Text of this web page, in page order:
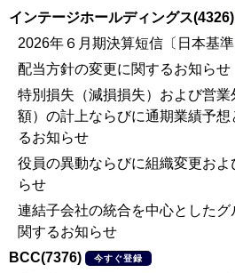
インテージホールディングス(4326)
2026年６月期決算短信〔日本基
配当方針の変更に関するお知らせ
特別損失（減損損失）および営
額）の計上ならびに通期業績予
るお知らせ
役員の異動ならびに組織変更お
らせ
連結子会社の統合を中心とした
関するお知らせ
BCC(7376)
今すぐ登録